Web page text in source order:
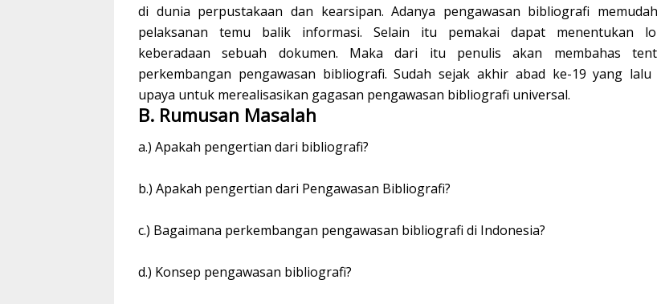
di dunia perpustakaan dan kearsipan. Adanya pengawasan bibliografi
pelaksanan temu balik informasi. Selain itu pemakai dapat menentukan
keberadaan sebuah dokumen. Maka dari itu penulis akan membahas
perkembangan pengawasan bibliografi. Sudah sejak akhir abad ke-19 yang lalu
upaya untuk merealisasikan gagasan pengawasan bibliografi universal.
B. Rumusan Masalah
a.) Apakah pengertian dari bibliografi?
b.) Apakah pengertian dari Pengawasan Bibliografi?
c.) Bagaimana perkembangan pengawasan bibliografi di Indonesia?
d.) Konsep pengawasan bibliografi?